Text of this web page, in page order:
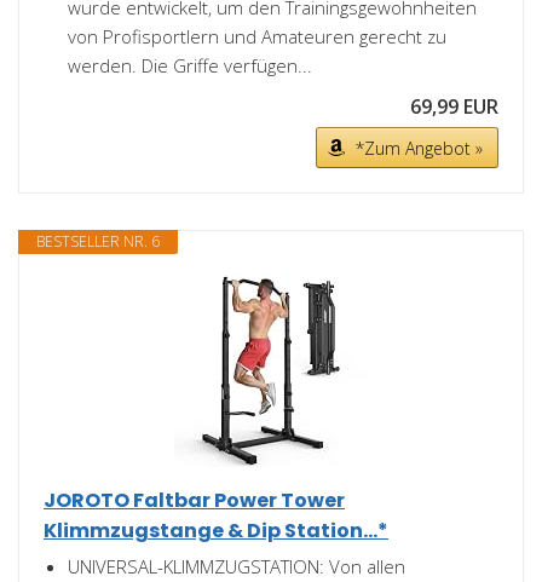
wurde entwickelt, um den Trainingsgewohnheiten
von Profisportlern und Amateuren gerecht zu
werden. Die Griffe verfügen...
69,99 EUR
*Zum Angebot »
BESTSELLER NR. 6
JOROTO Faltbar Power Tower
Klimmzugstange & Dip Station...*
UNIVERSAL-KLIMMZUGSTATION: Von allen